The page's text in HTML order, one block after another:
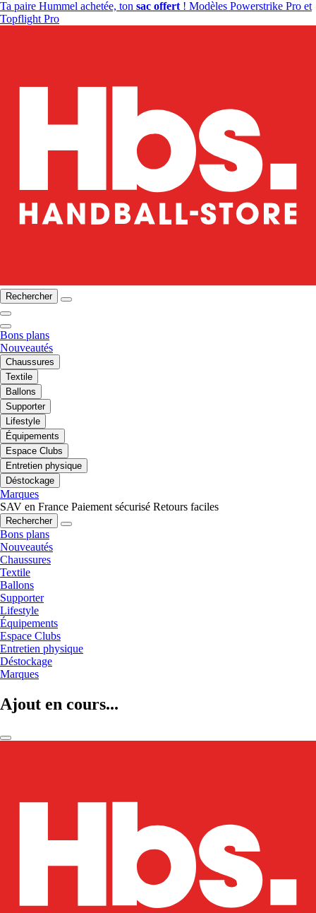
Ta paire Hummel achetée, ton sac offert ! Modèles Powerstrike Pro et
Topflight Pro
Rechercher
Bons plans
Nouveautés
Chaussures
Textile
Ballons
Supporter
Lifestyle
Équipements
Espace Clubs
Entretien physique
Déstockage
Marques
SAV en France Paiement sécurisé Retours faciles
Rechercher
Bons plans
Nouveautés
Chaussures
Textile
Ballons
Supporter
Lifestyle
Équipements
Espace Clubs
Entretien physique
Déstockage
Marques
Ajout en cours...